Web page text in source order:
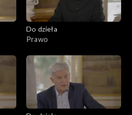
Do dzieła
Prawo